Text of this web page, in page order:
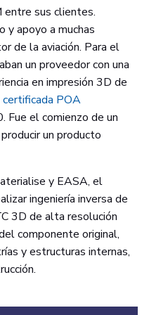
sus clientes.
y apoyo a muchas
de la aviación. Para el
un proveedor con una
en impresión 3D de
POA
Fue el comienzo de un
un producto
y EASA, el
ingeniería inversa de
3D de alta resolución
componente original,
y estructuras internas,